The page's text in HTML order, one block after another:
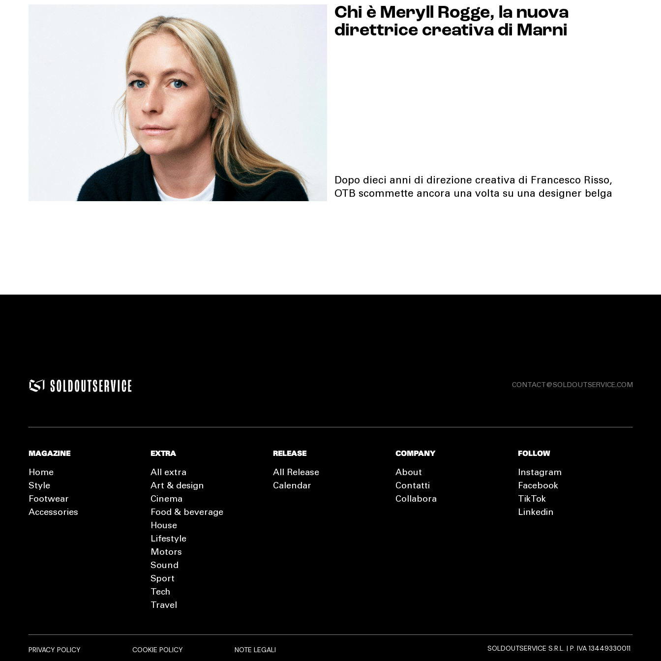
Chi è Meryll Rogge, la nuova
direttrice creativa di Marni
Dopo dieci anni di direzione creativa di Francesco Risso,
OTB scommette ancora una volta su una designer belga
CONTACT@SOLDOUTSERVICE.COM
MAGAZINE
Home
Style
Footwear
Accessories
EXTRA
All extra
Art & design
Cinema
Food & beverage
House
Lifestyle
Motors
Sound
Sport
Tech
Travel
RELEASE
All Release
Calendar
COMPANY
About
Contatti
Collabora
FOLLOW
Instagram
Facebook
TikTok
Linkedin
PRIVACY POLICY COOKIE POLICY NOTE LEGALI SOLDOUTSERVICE S.R.L. | P. IVA 13449330011